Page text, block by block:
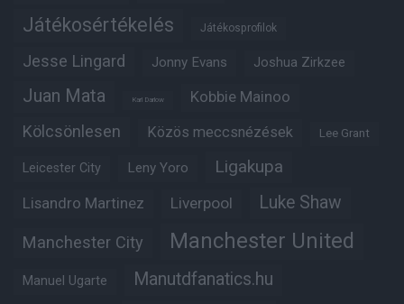
Játékosértékelés Játékosprofilok
Jesse Lingard Jonny Evans Joshua Zirkzee
Juan Mata Karl Darlow Kobbie Mainoo
Kölcsönlesen Közös meccsnézések Lee Grant
Leicester City Leny Yoro Ligakupa
Lisandro Martinez Liverpool Luke Shaw
Manchester City Manchester United
Manuel Ugarte Manutdfanatics.hu